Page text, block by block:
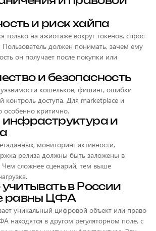
и риск хайпа
только на ажиотаже вокруг токенов, спрос
Пользователь должен понимать, зачем ему
он получает после покупки или
и безопасность
кошельков, фишинг, ошибки
контроль доступа. Для marketplace и
особенно критично.
инфраструктура и
мониторинг активности,
релиза должны быть заложены в
Чем сложнее сценарий, тем выше
в России
равны ЦФА
уникальный цифровой объект или право
находятся в другом регуляторном поле, с